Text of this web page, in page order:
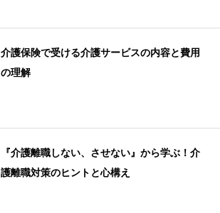
介護保険で受ける介護サービスの内容と費用
の理解
『介護離職しない、させない』から学ぶ！介
護離職対策のヒントと心構え